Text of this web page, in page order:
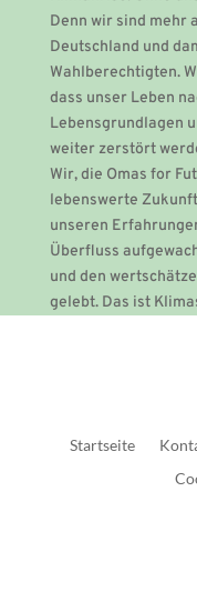
Denn wir sind mehr
Deutschland und
Wahlberechtigten.
dass unser Leben
Lebensgrundlagen
weiter zerstört
Wir, die Omas for
lebenswerte
unseren
Überfluss
und den
gelebt. Das ist
Startseite